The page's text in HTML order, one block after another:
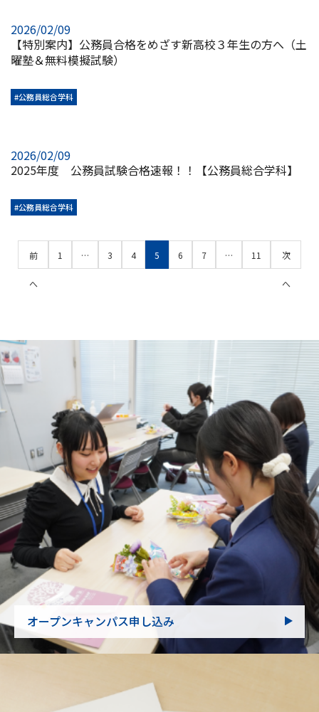
2026/02/09
【特別案内】公務員合格をめざす新高校３年生の方へ（土
曜塾＆無料模擬試験）
#公務員総合学科
2026/02/09
2025年度 公務員試験合格速報！！【公務員総合学科】
#公務員総合学科
前
へ
1 … 3 4 5 6 7 … 11 次
へ
オープンキャンパス申し込み